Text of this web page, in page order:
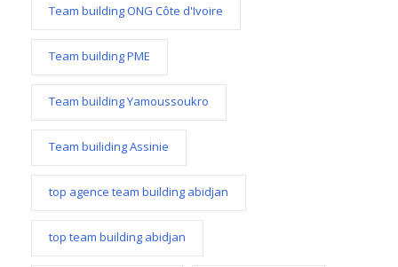
Team building ONG Côte d'Ivoire
Team building PME
Team building Yamoussoukro
Team builiding Assinie
top agence team building abidjan
top team building abidjan